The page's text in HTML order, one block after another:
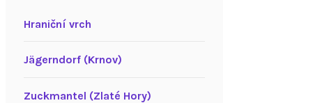
Hraniční vrch
Jägerndorf (Krnov)
Zuckmantel (Zlaté Hory)